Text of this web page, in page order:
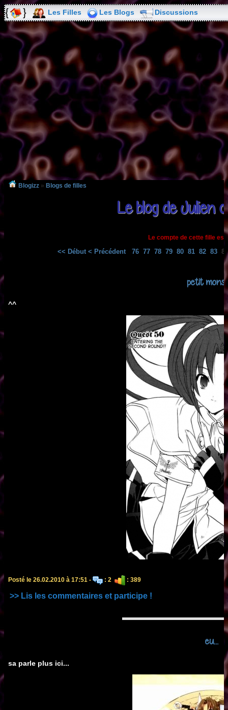
Les Filles Les Blogs Discussions
Blogizz » Blogs de filles
Le blog de Julien
Le compte de cette fille est
<< Début < Précédent 76 77 78 79 80 81 82 83
petit
^^
Posté le 26.02.2010 à 17:51 - : 2 : 389
>> Lis les commentaires et participe !
eu...
sa parle plus ici...